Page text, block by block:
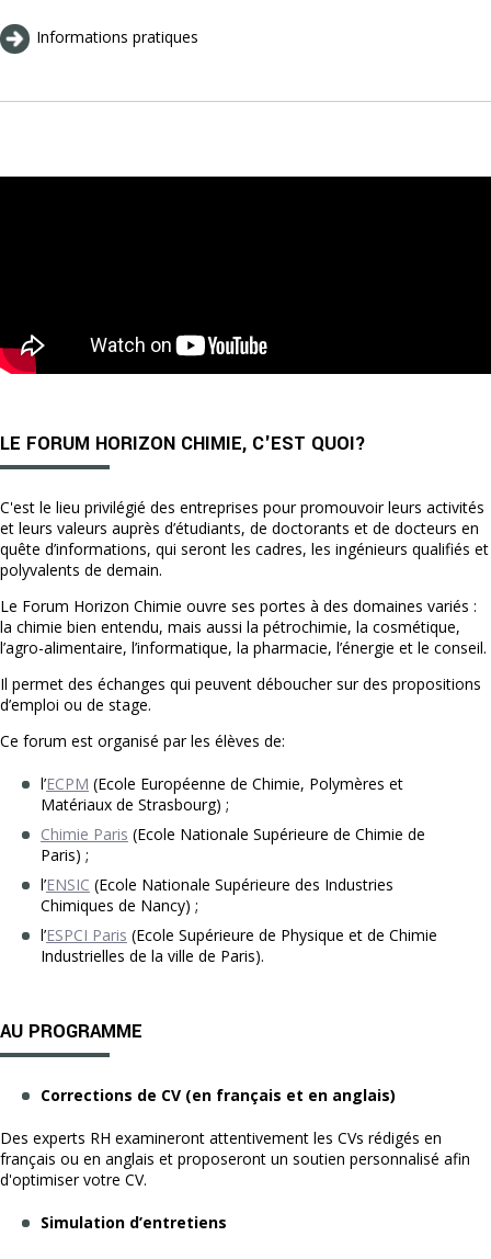
Informations pratiques
LE FORUM HORIZON CHIMIE, C'EST QUOI?
C'est le lieu privilégié des entreprises pour promouvoir leurs activités
et leurs valeurs auprès d’étudiants, de doctorants et de docteurs en
quête d’informations, qui seront les cadres, les ingénieurs qualifiés et
polyvalents de demain.
Le Forum Horizon Chimie ouvre ses portes à des domaines variés :
la chimie bien entendu, mais aussi la pétrochimie, la cosmétique,
l’agro-alimentaire, l’informatique, la pharmacie, l’énergie et le conseil.
Il permet des échanges qui peuvent déboucher sur des propositions
d’emploi ou de stage.
Ce forum est organisé par les élèves de:
l’ECPM (Ecole Européenne de Chimie, Polymères et
Matériaux de Strasbourg) ;
Chimie Paris (Ecole Nationale Supérieure de Chimie de
Paris) ;
l’ENSIC (Ecole Nationale Supérieure des Industries
Chimiques de Nancy) ;
l’ESPCI Paris (Ecole Supérieure de Physique et de Chimie
Industrielles de la ville de Paris).
AU PROGRAMME
Corrections de CV (en français et en anglais)
Des experts RH examineront attentivement les CVs rédigés en
français ou en anglais et proposeront un soutien personnalisé afin
d'optimiser votre CV.
Simulation d’entretiens